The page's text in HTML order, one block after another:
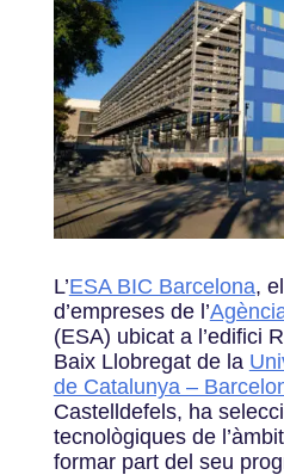
L’ESA BIC Barcelona,
d’empreses de l’
(ESA) ubicat a l’edifici
Baix Llobregat de la
de Catalunya –
Castelldefels, ha
tecnològiques de
formar part del seu